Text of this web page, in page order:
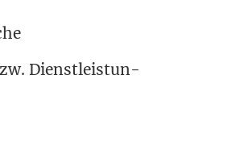
Dienst­leis­tun­